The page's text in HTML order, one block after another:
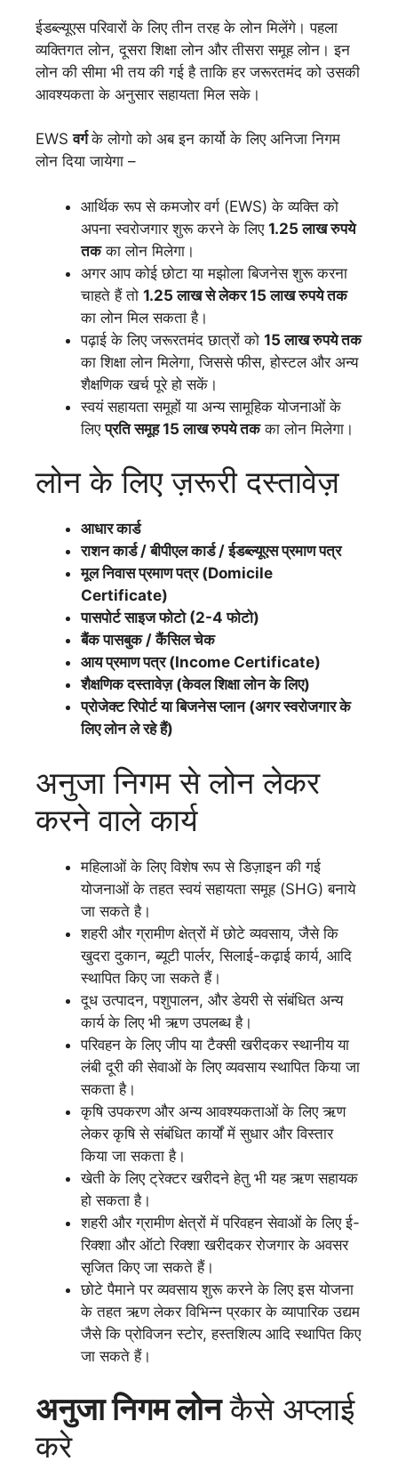
ईडब्ल्यूएस परिवारों के लिए तीन तरह के लोन मिलेंगे। पहला
व्यक्तिगत लोन, दूसरा शिक्षा लोन और तीसरा समूह लोन। इन
लोन की सीमा भी तय की गई है ताकि हर जरूरतमंद को उसकी
आवश्यकता के अनुसार सहायता मिल सके।
EWSवर्गके लोगो को अब इन कार्यो के लिए अनिजा निगम
लोन दिया जायेगा –
आर्थिक रूप से कमजोर वर्ग (EWS) के व्यक्ति को
अपना स्वरोजगार शुरू करने के लिए 1.25 लाख रुपये
तकका लोन मिलेगा।
अगर आप कोई छोटा या मझोला बिजनेस शुरू करना
चाहते हैं तो 1.25 लाख से लेकर 15 लाख रुपये तक
का लोन मिल सकता है।
पढ़ाई के लिए जरूरतमंद छात्रों को 15 लाख रुपये तक
का शिक्षा लोन मिलेगा, जिससे फीस, होस्टल और अन्य
शैक्षणिक खर्च पूरे हो सकें।
स्वयं सहायता समूहों या अन्य सामूहिक योजनाओं के
लिएप्रति समूह 15 लाख रुपये तकका लोन मिलेगा।
लोन के लिए ज़रूरी दस्तावेज़
आधार कार्ड
राशन कार्ड / बीपीएल कार्ड / ईडब्ल्यूएस प्रमाण पत्र
मूल निवास प्रमाण पत्र (Domicile
Certificate)
पासपोर्ट साइज फोटो (2-4 फोटो)
बैंक पासबुक / कैंसिल चेक
आय प्रमाण पत्र (Income Certificate)
शैक्षणिक दस्तावेज़ (केवल शिक्षा लोन के लिए)
प्रोजेक्ट रिपोर्ट या बिजनेस प्लान (अगर स्वरोजगार के
लिए लोन ले रहे हैं)
अनुजा निगम से लोन लेकर
करने वाले कार्य
महिलाओं के लिए विशेष रूप से डिज़ाइन की गई
योजनाओं के तहत स्वयं सहायता समूह (SHG) बनाये
जा सकते है।
शहरी और ग्रामीण क्षेत्रों में छोटे व्यवसाय, जैसे कि
खुदरा दुकान, ब्यूटी पार्लर, सिलाई-कढ़ाई कार्य, आदि
स्थापित किए जा सकते हैं।
दूध उत्पादन, पशुपालन, और डेयरी से संबंधित अन्य
कार्य के लिए भी ऋण उपलब्ध है।
परिवहन के लिए जीप या टैक्सी खरीदकर स्थानीय या
लंबी दूरी की सेवाओं के लिए व्यवसाय स्थापित किया जा
सकता है।
कृषि उपकरण और अन्य आवश्यकताओं के लिए ऋण
लेकर कृषि से संबंधित कार्यों में सुधार और विस्तार
किया जा सकता है।
खेती के लिए ट्रेक्टर खरीदने हेतु भी यह ऋण सहायक
हो सकता है।
शहरी और ग्रामीण क्षेत्रों में परिवहन सेवाओं के लिए ई-
रिक्शा और ऑटो रिक्शा खरीदकर रोजगार के अवसर
सृजित किए जा सकते हैं।
छोटे पैमाने पर व्यवसाय शुरू करने के लिए इस योजना
के तहत ऋण लेकर विभिन्न प्रकार के व्यापारिक उद्यम
जैसे कि प्रोविजन स्टोर, हस्तशिल्प आदि स्थापित किए
जा सकते हैं।
अनुजानिगमलोनकैसे अप्लाई
करे